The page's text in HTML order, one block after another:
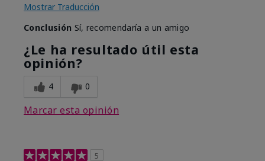
Mostrar Traducción
Conclusión Sí, recomendaría a un amigo
¿Le ha resultado útil esta
opinión?
4 0
Marcar esta opinión
5